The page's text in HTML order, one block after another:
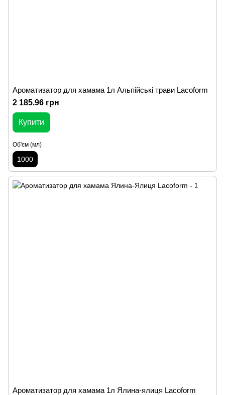
Ароматизатор для хамама 1л Альпійські трави Lacoform
2 185.96 грн
Купити
Об'єм (мл)
1000
Ароматизатор для хамама 1л Ялина-ялиця Lacoform